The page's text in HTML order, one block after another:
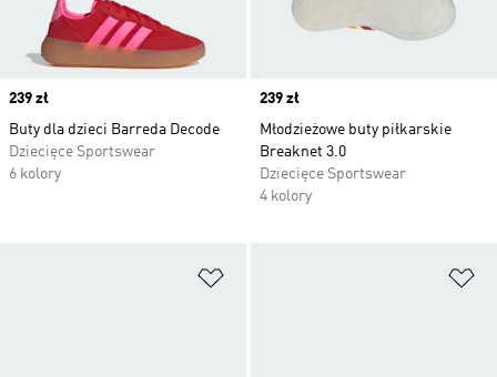
Price
239 zł
Buty dla dzieci Barreda Decode
Dziecięce Sportswear
6 kolory
Price
239 zł
Młodzieżowe buty piłkarskie
Breaknet 3.0
Dziecięce Sportswear
4 kolory